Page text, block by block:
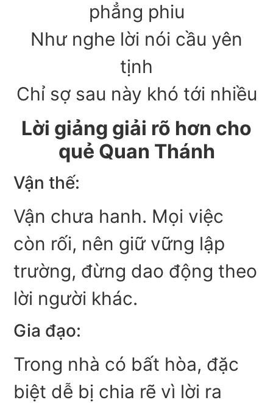
phẳng phiu
Như nghe lời nói cầu yên
tịnh
Chỉ sợ sau này khó tới nhiều
Lời giảng giải rõ hơn cho
quẻ Quan Thánh
Vận thế:
Vận chưa hanh. Mọi việc
còn rối, nên giữ vững lập
trường, đừng dao động theo
lời người khác.
Gia đạo:
Trong nhà có bất hòa, đặc
biệt dễ bị chia rẽ vì lời ra